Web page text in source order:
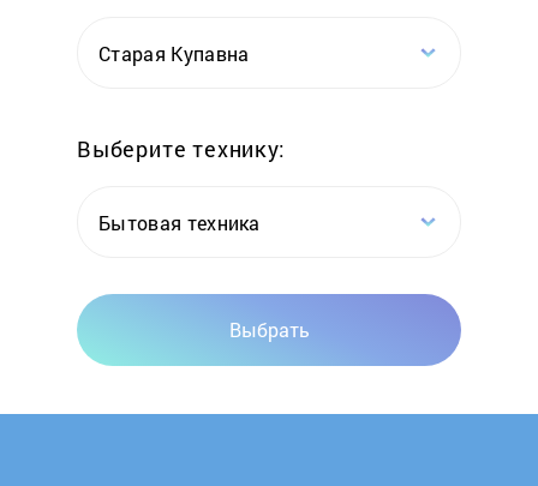
Electrolux
ElinaStar
Elna
Старая Купавна
Выберите технику:
Бытовая техника
Выбрать